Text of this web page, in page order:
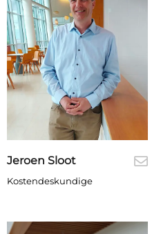
Jeroen Sloot
Kostendeskundige